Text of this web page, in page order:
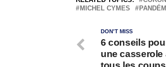
MICHEL CYMES
DON'T MISS
6 conseils
une casserole